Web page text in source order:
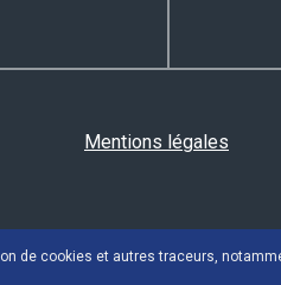
Mentions légales
de cookies et autres traceurs,